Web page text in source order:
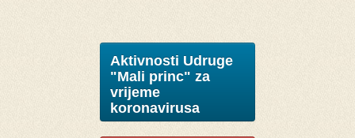
Aktivnosti Udruge
"Mali princ" za
vrijeme
koronavirusa